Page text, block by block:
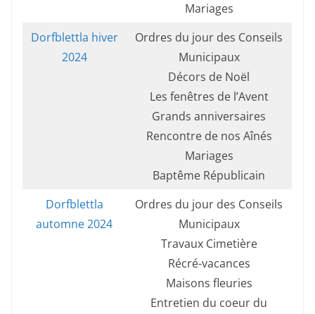
Mariages
Dorfblettla hiver
2024
Ordres du jour des Conseils
Municipaux
Décors de Noël
Les fenêtres de l’Avent
Grands anniversaires
Rencontre de nos Aînés
Mariages
Baptême Républicain
Dorfblettla
automne 2024
Ordres du jour des Conseils
Municipaux
Travaux Cimetière
Récré-vacances
Maisons fleuries
Entretien du coeur du